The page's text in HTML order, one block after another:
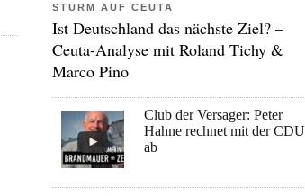
STURM AUF CEUTA
Ist Deutschland das nächste Ziel? –
Ceuta-Analyse mit Roland Tichy &
Marco Pino
Club der Versager: Peter
Hahne rechnet mit der CDU
ab